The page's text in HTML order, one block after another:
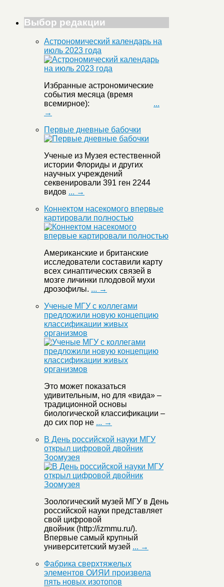
Выбор редакции
Астрономический календарь на
июль 2023 года
Избранные астрономические
события месяца (время
всемирное): ...
→
Первые дневные бабочки
Ученые из Музея естественной
истории Флориды и других
научных учреждений
секвенировали 391 ген 2244
видов ... →
Коннектом насекомого впервые
картировали полностью
Американские и британские
исследователи составили карту
всех синаптических связей в
мозге личинки плодовой мухи
дрозофилы. ... →
Ученые МГУ с коллегами
предложили новую концепцию
классификации живых
организмов
Это может показаться
удивительным, но для «вида» –
традиционной основы
биологической классификации –
до сих пор не ... →
В День российской науки МГУ
открыл цифровой двойник
Зоомузея
Зоологический музей МГУ в День
российской науки представляет
свой цифровой
двойник (http://izmmu.ru/).
Впервые самый крупный
университетский музей ... →
Фабрика сверхтяжелых
элементов ОИЯИ произвела
пять новых изотопов